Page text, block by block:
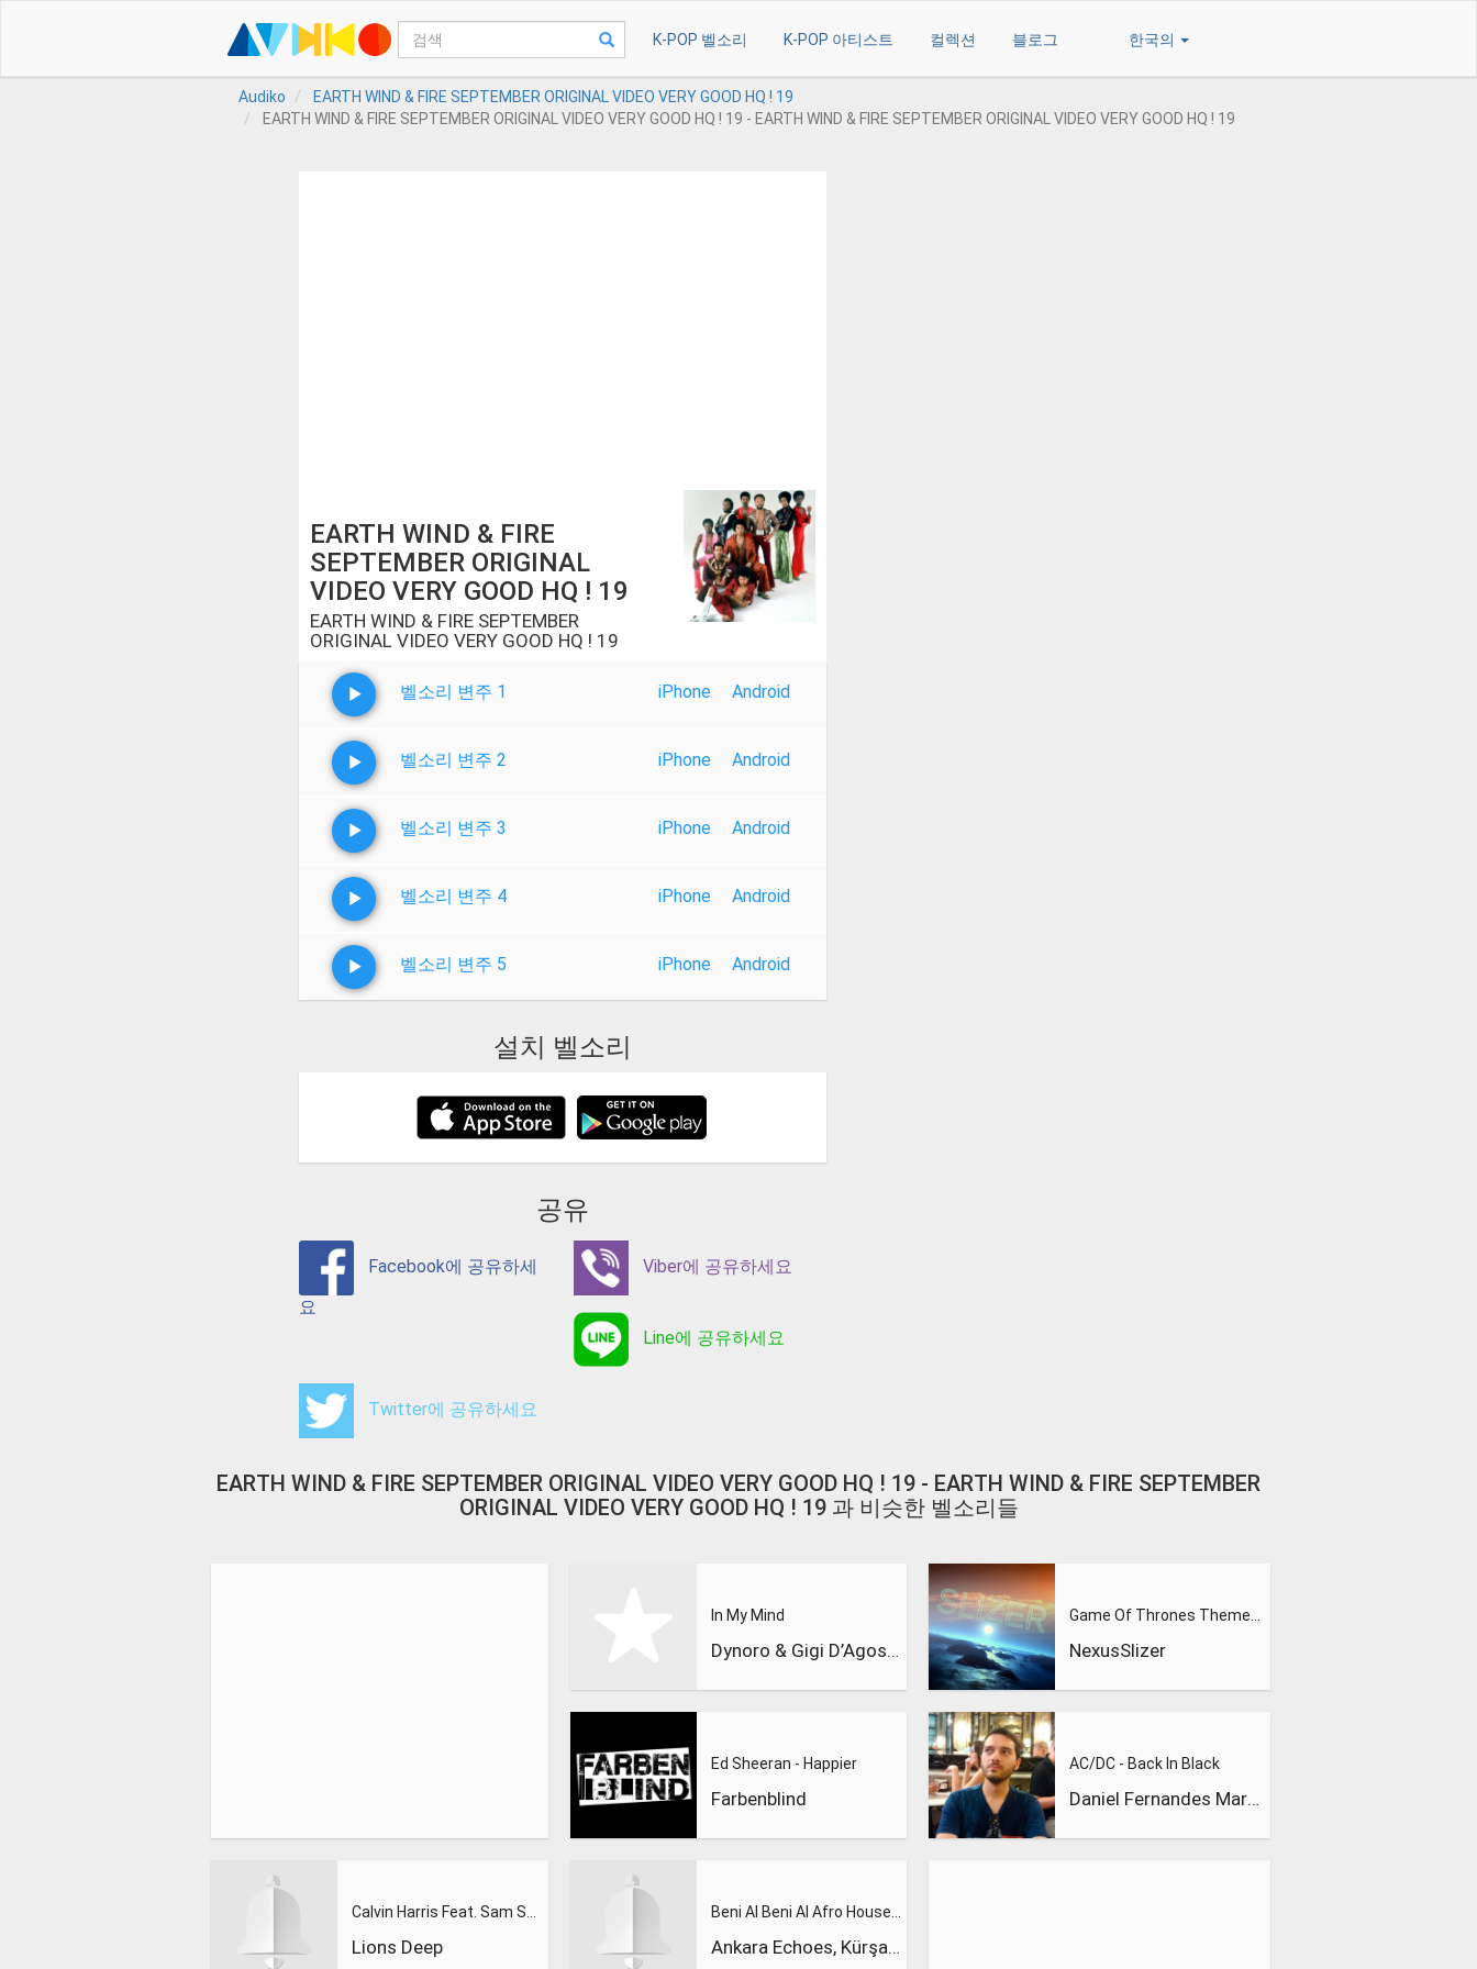
K-POP 벨소리 K-POP 아티스트 컬렉션 블로그 한국의
Audiko
EARTH WIND & FIRE SEPTEMBER ORIGINAL VIDEO VERY GOOD HQ ! 19
EARTH WIND & FIRE SEPTEMBER ORIGINAL VIDEO VERY GOOD HQ ! 19 - EARTH WIND & FIRE SEPTEMBER ORIGINAL VIDEO VERY GOOD HQ ! 19
EARTH WIND & FIRE
SEPTEMBER ORIGINAL
VIDEO VERY GOOD HQ ! 19
EARTH WIND & FIRE SEPTEMBER
ORIGINAL VIDEO VERY GOOD HQ ! 19
벨소리 변주 1 iPhone Android
벨소리 변주 2 iPhone Android
벨소리 변주 3 iPhone Android
벨소리 변주 4 iPhone Android
벨소리 변주 5 iPhone Android
설치 벨소리
공유
Facebook에 공유하세
요
Viber에 공유하세요
Line에 공유하세요
Twitter에 공유하세요
EARTH WIND & FIRE SEPTEMBER ORIGINAL VIDEO VERY GOOD HQ ! 19 - EARTH WIND & FIRE SEPTEMBER
ORIGINAL VIDEO VERY GOOD HQ ! 19 과 비슷한 벨소리들
Lions Deep
In My Mind
Dynoro & Gigi D’Agostino
Ed Sheeran - Happier
Farbenblind
Ankara Echoes, Kürşad Kahraman
NexusSlizer
AC/DC - Back In Black
Daniel Fernandes Martins